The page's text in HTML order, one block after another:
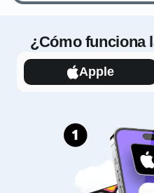
¿Cómo funciona
Apple